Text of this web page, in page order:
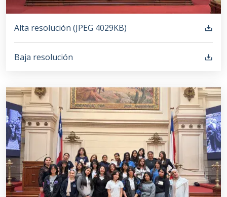
Alta resolución (JPEG 4029KB)
Baja resolución